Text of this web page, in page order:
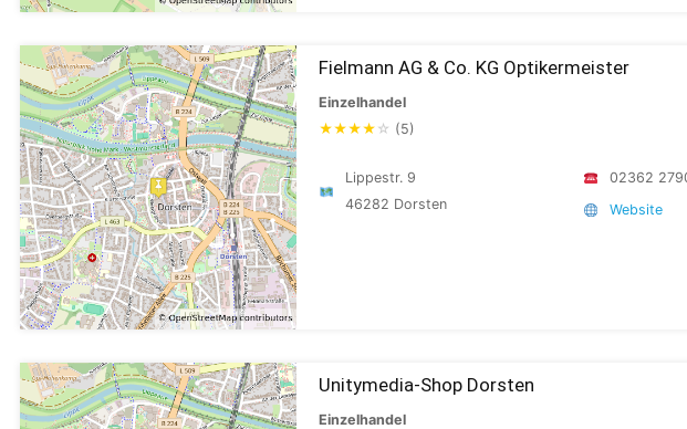
Fielmann AG & Co. KG Optikermeister
Einzelhandel
★★★★ ☆ (5)
Lippestr. 9
46282 Dorsten
02362
Website
Unitymedia-Shop Dorsten
Einzelhandel